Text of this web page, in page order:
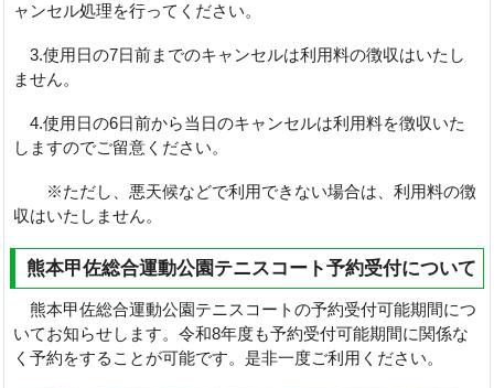
ャンセル処理を行ってください。
3.使用日の7日前までのキャンセルは利用料の徴収はいたし
ません。
4.使用日の6日前から当日のキャンセルは利用料を徴収いた
しますのでご留意ください。
※ただし、悪天候などで利用できない場合は、利用料の徴
収はいたしません。
熊本甲佐総合運動公園テニスコート予約受付について
熊本甲佐総合運動公園テニスコートの予約受付可能期間につ
いてお知らせします。令和8年度も予約受付可能期間に関係な
く予約をすることが可能です。是非一度ご利用ください。